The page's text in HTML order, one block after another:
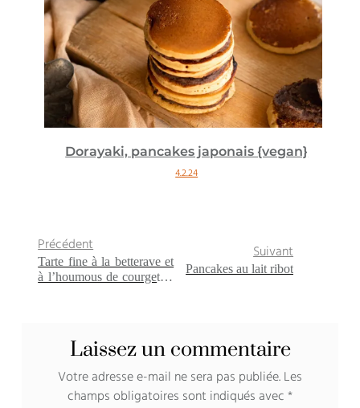
Dorayaki, pancakes japonais {vegan}
4.2.24
Précédent
Tarte fine à la betterave et
à l’houmous de courgettes
Suivant
Pancakes au lait ribot
Laissez un commentaire
Votre adresse e-mail ne sera pas publiée.Les
champs obligatoires sont indiqués avec*